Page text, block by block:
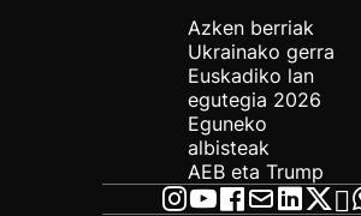
Azken berriak
Ukrainako gerra
Euskadiko lan
egutegia 2026
Eguneko
albisteak
AEB eta Trump